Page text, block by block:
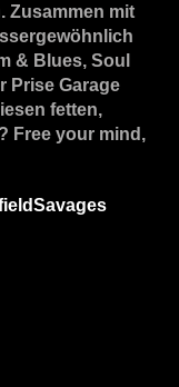
Zusammen mit
& Blues, Soul
Prise Garage
fetten,
Free your mind,